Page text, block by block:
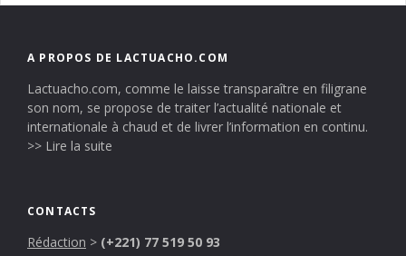
A PROPOS DE LACTUACHO.COM
Lactuacho.com, comme le laisse transparaître en filigrane
son nom, se propose de traiter l’actualité nationale et
internationale à chaud et de livrer l’information en continu.
>> Lire la suite
CONTACTS
Rédaction > (+221) 77 519 50 93